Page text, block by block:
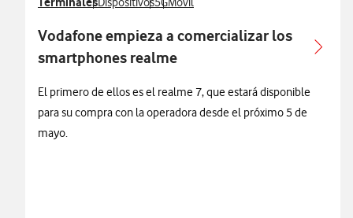
Vodafone empieza a comercializar los
smartphones realme
El primero de ellos es el realme 7, que estará disponible
para su compra con la operadora desde el próximo 5 de
mayo.